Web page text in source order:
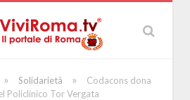
» Solidarietà »
Codacons dona
Policlinico Tor Vergata